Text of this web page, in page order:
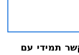
יצירת קשר תמידי עם